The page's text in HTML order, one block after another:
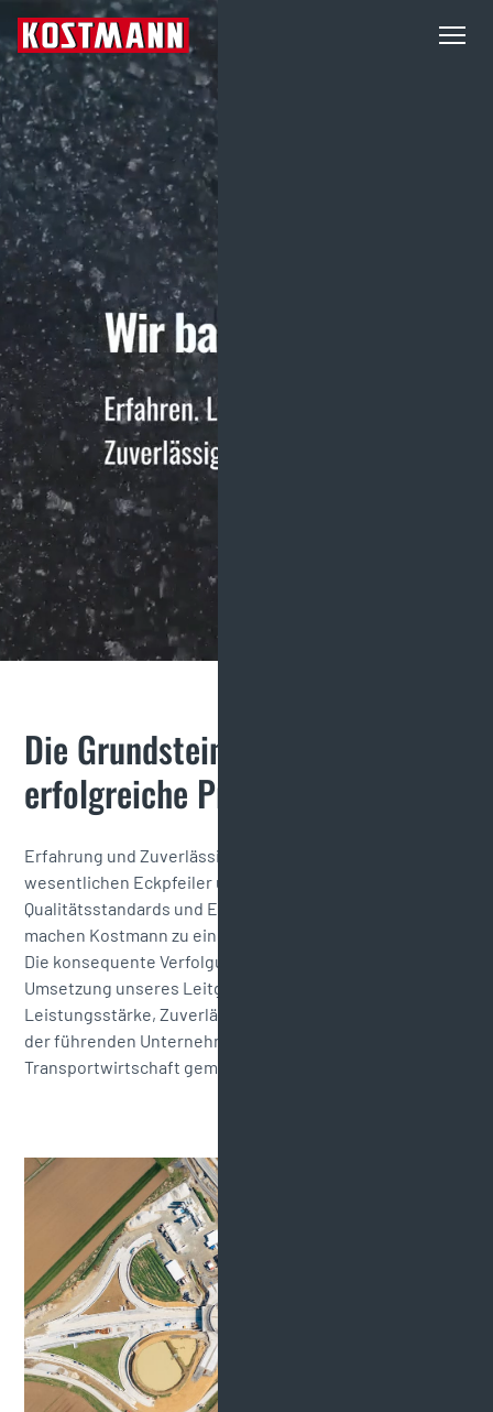
Die Grundsteine für
erfolgreiche Projekte.
Erfahrung und Zuverlässigkeit sind seit vielen Jahren die
wesentlichen Eckpfeiler unserer Arbeit. Hohe
Qualitätsstandards und Effizienz in der Ausführung
machen Kostmann zu einem starken Partner für Kunden.
Die konsequente Verfolgung der Kundenziele und die
Umsetzung unseres Leitgedankens – Erfahrung,
Leistungsstärke, Zuverlässigkeit – haben uns zu einem
der führenden Unternehmen der Bau-, Rohstoff- und
Transportwirtschaft gemacht.